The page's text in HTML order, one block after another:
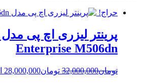
حراج!
Enterprise M506dn
تومان32,000,000
Original
تومان28,000,000